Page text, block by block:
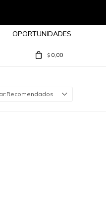
OPORTUNIDADES
$ 0,00
Recomendados